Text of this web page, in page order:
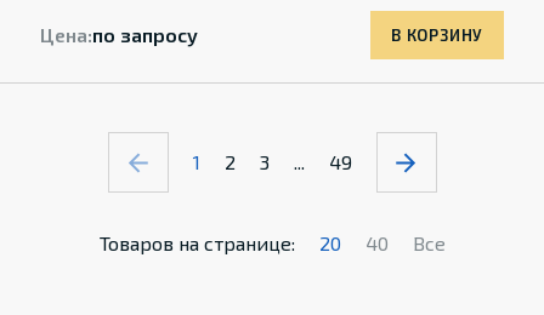
Цена:по запросу В КОРЗИНУ
1 2 3 ... 49
Товаров на странице: 20 40 Все